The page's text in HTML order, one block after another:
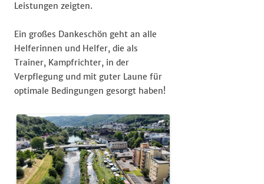
Leistungen zeigten.
Ein großes Dankeschön geht an alle
Helferinnen und Helfer, die als
Trainer, Kampfrichter, in der
Verpflegung und mit guter Laune für
optimale Bedingungen gesorgt haben!